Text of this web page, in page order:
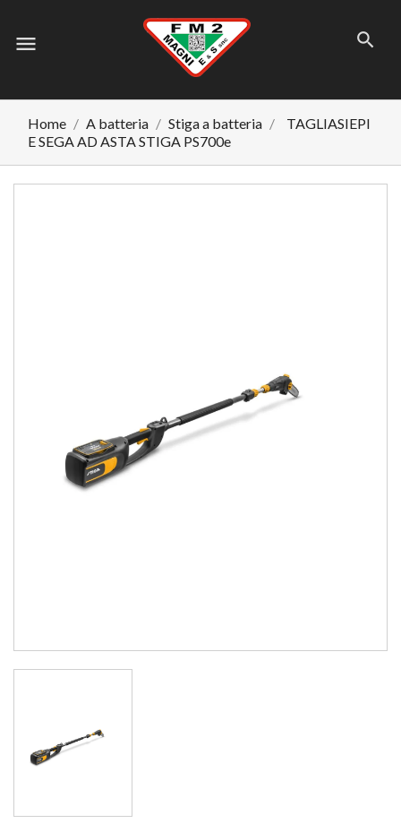
menu
Home A batteria Stiga a batteria
TAGLIASIEPI
E SEGA AD ASTA STIGA PS700e